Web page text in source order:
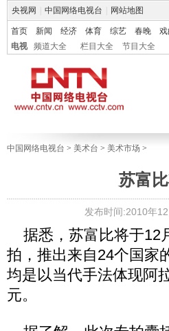
央视网 中国网络电视台 网站地图
首页 新闻 经济 体育 综艺 春晚 戏
电视
频道大全 栏目大全 节目大全
中国网络电视台 > 美术台 > 美术市场 >
苏富
发布时间:2010年
据悉，苏富比将于12
拍，推出来自24个国家
均是以当代手法体现阿
元。